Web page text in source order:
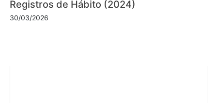
Registros de Hábito (2024)
30/03/2026